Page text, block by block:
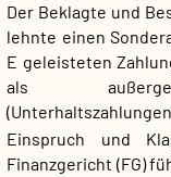
Der Beklagte und
lehnte einen
E geleisteten
als
Einspruch und
Finanzgericht (FG)